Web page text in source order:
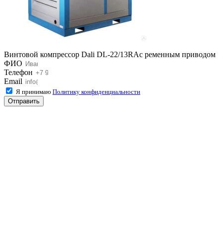
Винтовой компрессор Dali DL-22/13RAс ременным приводом
ФИО
Телефон
Email
Я принимаю Политику конфиденциальности
Отправить